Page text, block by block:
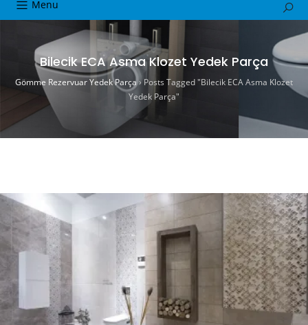
Menu
Bilecik ECA Asma Klozet Yedek Parça
Gömme Rezervuar Yedek Parça›Posts Tagged "Bilecik ECA Asma Klozet
Yedek Parça"